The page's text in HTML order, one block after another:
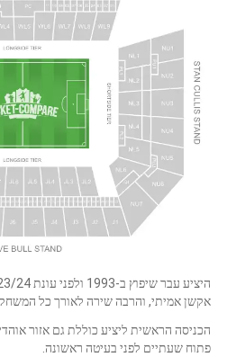
אקשן אמיתי, והרבה שירה לאורך כל
הכניסה הראשית ליציע כוללת גם אזור
פתוח שעתיים לפני בעיטה ראשונה.